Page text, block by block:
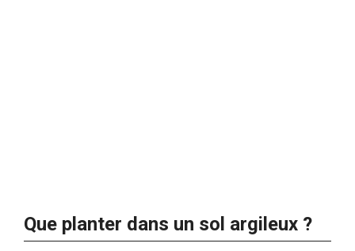
Que planter dans un sol argileux ?